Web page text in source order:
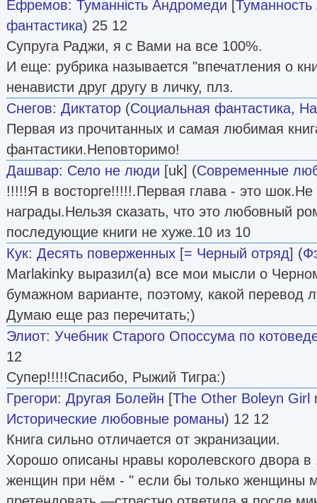
Ефремов: Туманність Андромеди [
фантастика) 25 12
Супруга Раджи, я с Вами на все 100%.
И еще: рубрика называется "впечатления о
ненависти друг другу в личку, плз.
Снегов: Диктатор (Социальная фантастика,
Первая из прочитанных и самая любимая
фантастики.Неповторимо!
Дашвар: Село не люди [uk] (Современные
!!!!!Я в восторге!!!!!.Первая глава - это шок.Не
награды.Нельзя сказать, что это любовный
последующие книги не хуже.10 из 10
Кук: Десять поверженных [= Черный отряд] (
Marlakinky выразил(а) все мои мысли о
бумажном варианте, поэтому, какой перевод
Думаю еще раз перечитать;)
Элиот: Учебник Старого Опоссума по
12
Супер!!!!!Спасибо, Рыжий Тигра:)
Грегори: Другая Болейн [The Other Boleyn Girl
Исторические любовные романы) 12 12
Книга сильно отличается от экранизации.
Хорошо описаны нравы королевского двора в
женщин при нём - " если бы только женщины